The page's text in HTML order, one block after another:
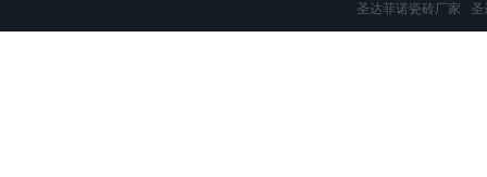
圣达菲诺瓷砖厂家 圣